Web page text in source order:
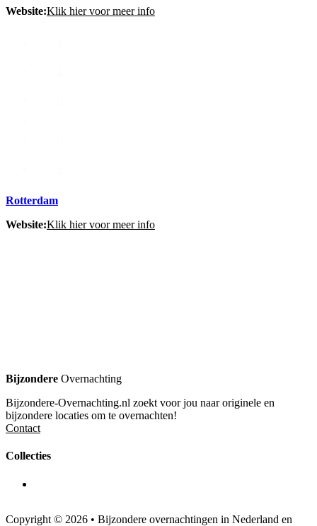
Website:Klik hier voor meer info
Rotterdam
Website:Klik hier voor meer info
Collecties
Bijzondere Overnachting
Bijzondere-Overnachting.nl zoekt voor jou naar originele en
bijzondere locaties om te overnachten!
Contact
Copyright © 2026 • Bijzondere overnachtingen in Nederland en